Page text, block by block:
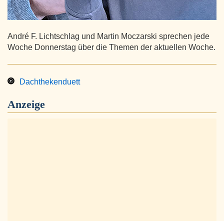
André F. Lichtschlag und Martin Moczarski sprechen jede
Woche Donnerstag über die Themen der aktuellen Woche.
Dachthekenduett
Anzeige